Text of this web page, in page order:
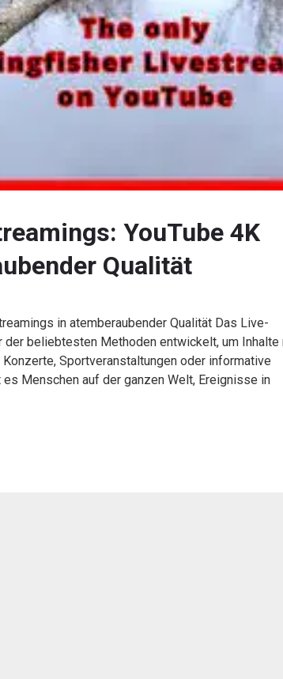
YouTube 4K
Qualität
in atemberaubender Qualität Das Live-
beliebtesten Methoden entwickelt, um Inhalte
Sportveranstaltungen oder informative
Menschen auf der ganzen Welt, Ereignisse in